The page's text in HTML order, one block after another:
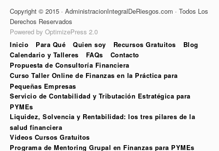
Copyright © 2015 · AdministracionIntegralDeRiesgos.com · Todos Los
Derechos Reservados
Powered by OptimizePress 2.0
Inicio
Para Qué Quien soy Recursos Gratuitos
Blog
Calendario y Talleres
FAQs
Contacto
Propuesta de Consultoría Financiera
Curso Taller Online de Finanzas en la Práctica para
Pequeñas Empresas
Servicio de Contabilidad y Tributación Estratégica para
PYMEs
Liquidez, Solvencia y Rentabilidad: los tres pilares de la
salud financiera
Videos Cursos Gratuitos
Programa de Mentoring Grupal en Finanzas para PYMEs